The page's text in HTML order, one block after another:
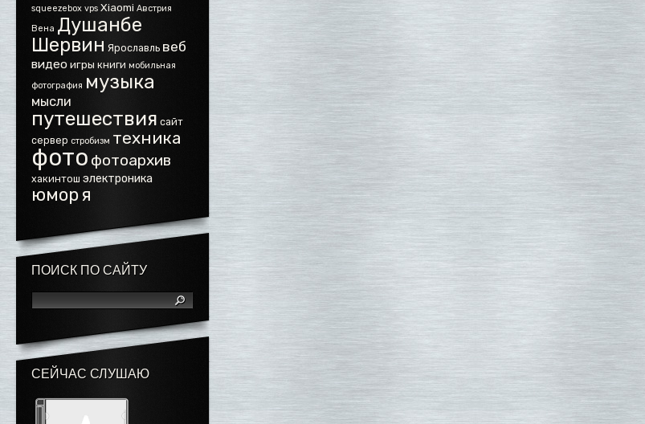
squeezebox vps Xiaomi Австрия
Вена Душанбе
Шервин Ярославль веб
видеоигры книги мобильная
фотография музыка
мысли
путешествия сайт
сервер стробизм техника
фото фотоархив
хакинтош электроника
юморя
ПОИСК ПО САЙТУ
СЕЙЧАС СЛУШАЮ